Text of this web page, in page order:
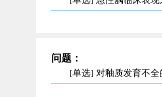
问题：
[单选] 对釉质发育不全